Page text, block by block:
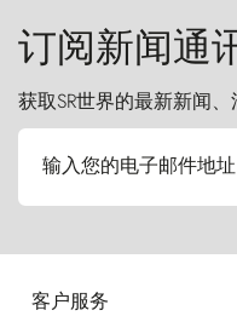
订阅新闻通
获取SR世界的最新新闻
输入您的电子邮件地址
客户服务